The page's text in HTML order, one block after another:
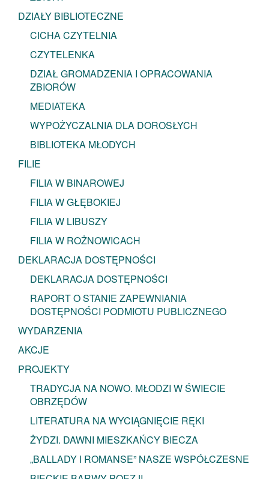
DZIAŁY BIBLIOTECZNE
CICHA CZYTELNIA
CZYTELENKA
DZIAŁ GROMADZENIA I OPRACOWANIA
ZBIORÓW
MEDIATEKA
WYPOŻYCZALNIA DLA DOROSŁYCH
BIBLIOTEKA MŁODYCH
FILIE
FILIA W BINAROWEJ
FILIA W GŁĘBOKIEJ
FILIA W LIBUSZY
FILIA W ROŻNOWICACH
DEKLARACJA DOSTĘPNOŚCI
DEKLARACJA DOSTĘPNOŚCI
RAPORT O STANIE ZAPEWNIANIA
DOSTĘPNOŚCI PODMIOTU PUBLICZNEGO
WYDARZENIA
AKCJE
PROJEKTY
TRADYCJA NA NOWO. MŁODZI W ŚWIECIE
OBRZĘDÓW
LITERATURA NA WYCIĄGNIĘCIE RĘKI
ŻYDZI. DAWNI MIESZKAŃCY BIECZA
„BALLADY I ROMANSE” NASZE WSPÓŁCZESNE